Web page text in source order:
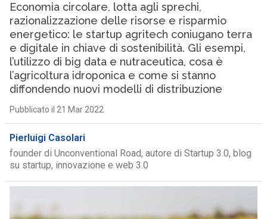
Economia circolare, lotta agli sprechi,
razionalizzazione delle risorse e risparmio
energetico: le startup agritech coniugano terra
e digitale in chiave di sostenibilità. Gli esempi,
l’utilizzo di big data e nutraceutica, cosa è
l’agricoltura idroponica e come si stanno
diffondendo nuovi modelli di distribuzione
Pubblicato il 21 Mar 2022
Pierluigi Casolari
founder di Unconventional Road, autore di Startup 3.0, blog
su startup, innovazione e web 3.0